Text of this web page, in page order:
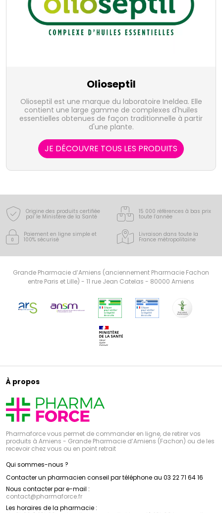
Olioseptil
Olioseptil est une marque du laboratoire Ineldea. Elle
contient une large gamme de complexes d'huiles
essentielles obtenues de façon traditionnelle à partir
d'une plante.
JE DÉCOUVRE TOUS LES PRODUITS
Origine des produits certifiée
par le Ministère de la Santé
15 000 références à bas prix
toute l’année
Paiement en ligne simple et
100% sécurisé
Livraison dans toute la
France métropolitaine
Grande Pharmacie d’Amiens (anciennement Pharmacie Fachon
entre Paris et Lille) - 11 rue Jean Catelas - 80000 Amiens
À propos
Pharmaforce vous permet de commander en ligne, de retirer vos
produits à Amiens - Grande Pharmacie d’Amiens (Fachon) ou de les
recevoir chez vous ou en point retrait
Qui sommes-nous ?
Contacter un pharmacien conseil par téléphone au 03 22 71 64 16
Nous contacter par e-mail :
contact@pharmaforce.fr
Les horaires de la pharmacie :